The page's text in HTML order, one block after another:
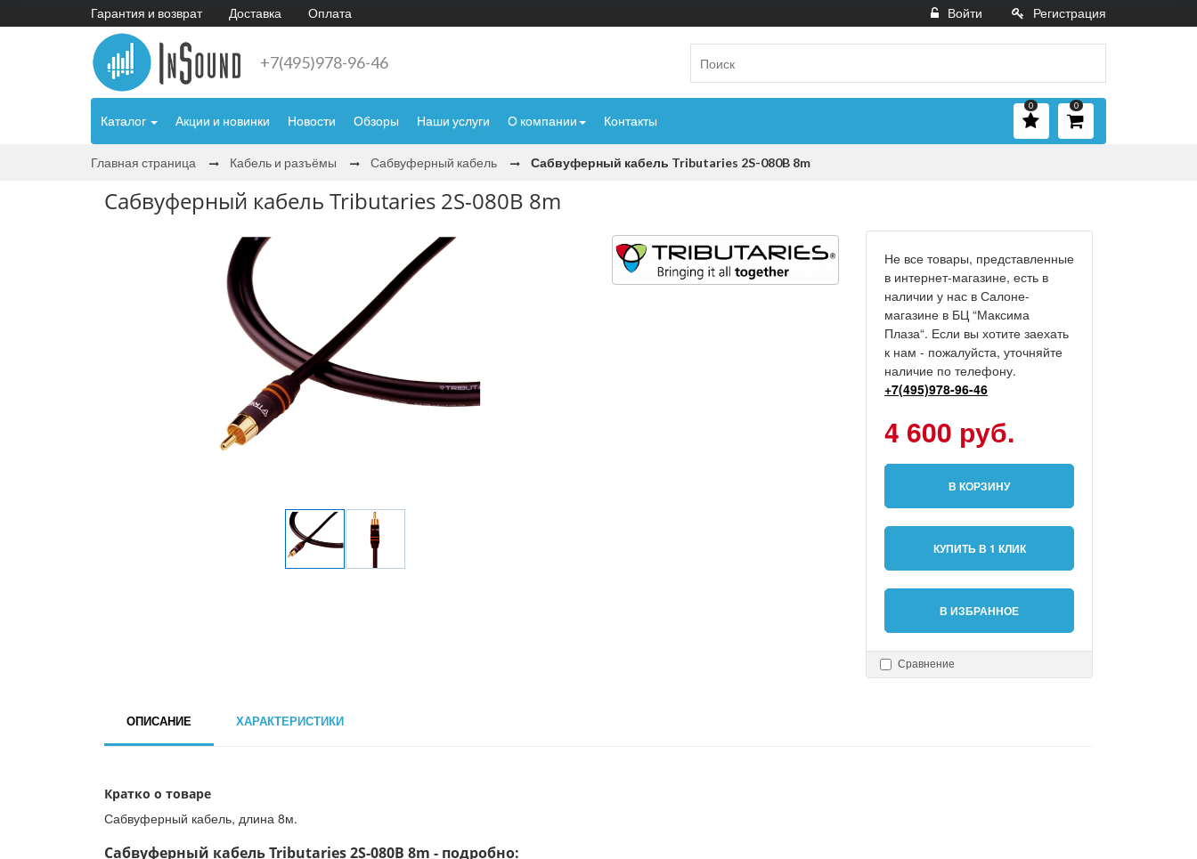
Гарантия и возврат Доставка Оплата Войти Регистрация
+7(495)978-96-46
Каталог Акции и новинки Новости Обзоры Наши услуги О компании Контакты
0
0
Главная страница Кабель и разъёмы Сабвуферный кабель Сабвуферный кабель Tributaries 2S-080B 8m
Сабвуферный кабель Tributaries 2S-080B 8m
Не все товары, представленные
в интернет-магазине, есть в
наличии у нас в Салоне-
магазине в БЦ “Максима
Плаза“. Если вы хотите заехать
к нам - пожалуйста, уточняйте
наличие по телефону.
+7(495)978-96-46
4 600 руб.
В КОРЗИНУ
КУПИТЬ В 1 КЛИК
В ИЗБРАННОЕ
Сравнение
ОПИСАНИЕ ХАРАКТЕРИСТИКИ
Кратко о товаре
Сабвуферный кабель, длина 8м.
Сабвуферный кабель Tributaries 2S-080B 8m - подробно: